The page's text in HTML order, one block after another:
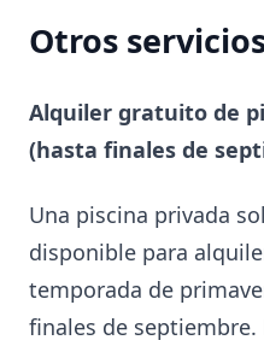
Otros
Alquiler gratuito de
(hasta finales de
Una piscina privada
disponible para
temporada de
finales de septiembre.